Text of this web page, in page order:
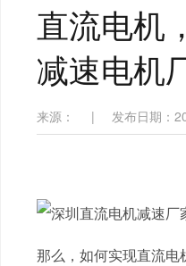
直流电机
减速电机
来源： | 发布日期
那么，如何实现直流